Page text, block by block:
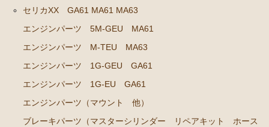
シャフトブーツ デフなど）
ラベル
エアコン ヒーター関係
スープラ GA70 GA70H MA70 JZA70
セリカXX GA61 MA61 MA63
エンジンパーツ 5M-GEU MA61
エンジンパーツ M-TEU MA63
エンジンパーツ 1G-GEU GA61
エンジンパーツ 1G-EU GA61
エンジンパーツ（マウント 他）
ブレーキパーツ（マスターシリンダー リペアキット ホース